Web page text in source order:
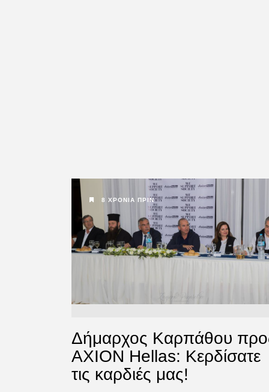
8 ΧΡΌΝΙΑ ΠΡΙΝ
Δήμαρχος Καρπάθου
AXION Hellas: Κερδίσατε
τις καρδιές μας!